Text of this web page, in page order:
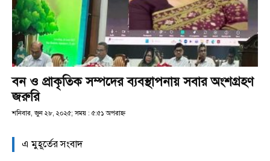
বন ও প্রাকৃতিক সম্পদের ব্যবস্থাপনায় সবার অংশগ্রহণ
জরুরি
শনিবার, জুন ২৮, ২০২৫; সময় : ৫:৫১ অপরাহ্ণ
এ মুহূর্তের সংবাদ